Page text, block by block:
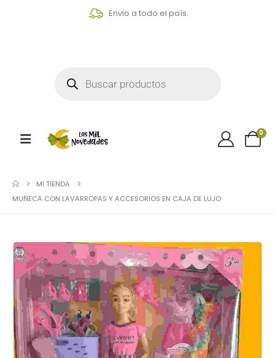
Envio a todo el país.
0
MI TIENDA
MUÑECA CON LAVARROPAS Y ACCESORIOS EN CAJA DE LUJO